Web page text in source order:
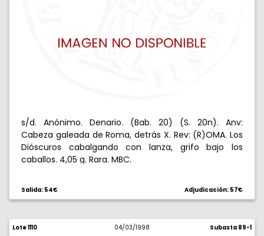
s/d. Anónimo. Denario. (Bab. 20) (S. 20n). Anv:
Cabeza galeada de Roma, detrás X. Rev: (R)OMA. Los
Dióscuros cabalgando con lanza, grifo bajo los
caballos. 4,05 g. Rara. MBC.
Salida: 54€ Adjudicación: 57€
Lote 1110 04/03/1998 Subasta 89-1